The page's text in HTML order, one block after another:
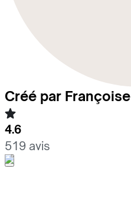
Créé par Françoise
4.6
519 avis